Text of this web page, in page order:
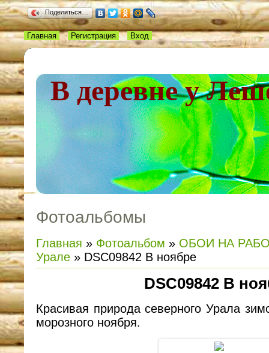
Поделиться…
В деревне у
Главная Регистрация Вход
Фотоальбомы
Главная » Фотоальбом » ОБОИ НА
Урале » DSC09842 В ноябре
DSC09842 В
Красивая природа северного Урала
морозного ноября.